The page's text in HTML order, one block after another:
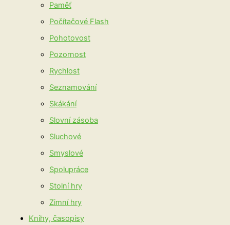
Paměť
Počítačové Flash
Pohotovost
Pozornost
Rychlost
Seznamování
Skákání
Slovní zásoba
Sluchové
Smyslové
Spolupráce
Stolní hry
Zimní hry
Knihy, časopisy